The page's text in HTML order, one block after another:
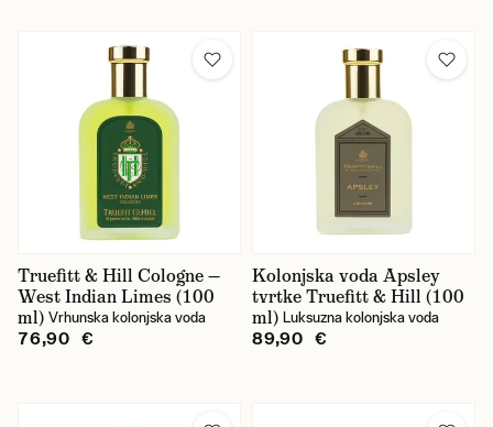
Truefitt & Hill Cologne —
West Indian Limes (100
ml) Vrhunska kolonjska voda
76,90 €
Kolonjska voda Apsley
tvrtke Truefitt & Hill (100
ml) Luksuzna kolonjska voda
89,90 €